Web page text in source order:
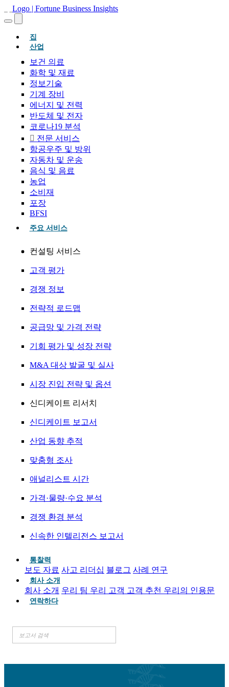
집(현재의)
산업
보건 의료
화학 및 재료
정보기술
기계 장비
에너지 및 전력
반도체 및 전자
코로나19 분석
전문 서비스
항공우주 및 방위
자동차 및 운송
음식 및 음료
농업
소비재
포장
BFSI
주요 서비스
컨설팅 서비스
고객 평가
경쟁 정보
전략적 로드맵
공급망 및 가격 전략
기회 평가 및 성장 전략
M&A 대상 발굴 및 실사
시장 진입 전략 및 옵션
신디케이트 리서치
신디케이트 보고서
산업 동향 추적
맞춤형 조사
애널리스트 시간
가격·물량·수요 분석
경쟁 환경 분석
신속한 인텔리전스 보고서
통찰력
보도 자료 사고 리더십 블로그 사례 연구
회사 소개
회사 소개 우리 팀 우리 고객 고객 추천 우리의 인용문
연락하다